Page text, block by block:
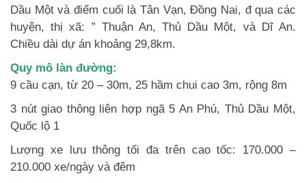
Dầu Một và điểm cuối là Tân Vạn, Đồng Nai, đ qua các
huyện, thị xã: ” Thuận An, Thủ Dầu Một, và Dĩ An.
Chiều dài dự án khoảng 29,8km.
Quy mô làn đường:
9 cầu cạn, từ 20 – 30m, 25 hầm chui cao 3m, rộng 8m
3 nút giao thông liên hợp ngã 5 An Phú, Thủ Dầu Một,
Quốc lộ 1
Lượng xe lưu thông tối đa trên cao tốc: 170.000 –
210.000 xe/ngày và đêm